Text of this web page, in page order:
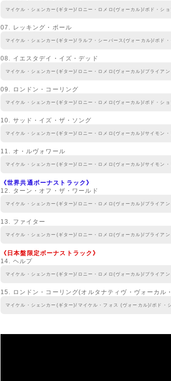
マイケル・シェンカー(ギター)/ロニー・ロメロ(ヴォーカル)/ボド・シ
07. レッキング・ボール
マイケル・シェンカー(ギター)/ラルフ・シーパース(ヴォーカル)/ボド
08. イエスタデイ・イズ・デッド
マイケル・シェンカー(ギター)/ロニー・ロメロ(ヴォーカル)/ブライア
09. ロンドン・コーリング
マイケル・シェンカー(ギター)/ロニー・ロメロ(ヴォーカル)/ボド・シ
10. サッド・イズ・ザ・ソング
マイケル・シェンカー(ギター)/ロニー・ロメロ(ヴォーカル)/サイモン
11. オ・ルヴォワール
マイケル・シェンカー(ギター)/ロニー・ロメロ(ヴォーカル)/サイモン
《世界共通ボーナストラック》
12. ターン・オフ・ザ・ワールド
マイケル・シェンカー(ギター)/ロニー・ロメロ(ヴォーカル)/ブライア
13. ファイター
マイケル・シェンカー(ギター)/ロニー・ロメロ(ヴォーカル)/ブライア
《日本盤限定ボーナストラック》
14. ヘルプ
マイケル・シェンカー(ギター)/ロニー・ロメロ(ヴォーカル)/ブライア
15. ロンドン・コーリング(オルタナティヴ・ヴォーカル
マイケル・シェンカー(ギター)/マイケル・フォス (ヴォーカル)/ボド